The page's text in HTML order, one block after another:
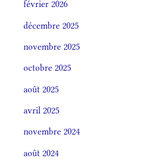
février 2026
décembre 2025
novembre 2025
octobre 2025
août 2025
avril 2025
novembre 2024
août 2024